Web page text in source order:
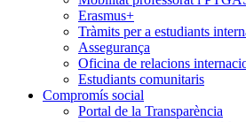
Erasmus+
Tràmits per a estudiants
Assegurança
Oficina de relacions
Estudiants comunitaris
Compromís social
Portal de la Transparència